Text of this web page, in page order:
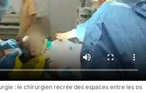
: le chirurgien recrée des espaces entre les os